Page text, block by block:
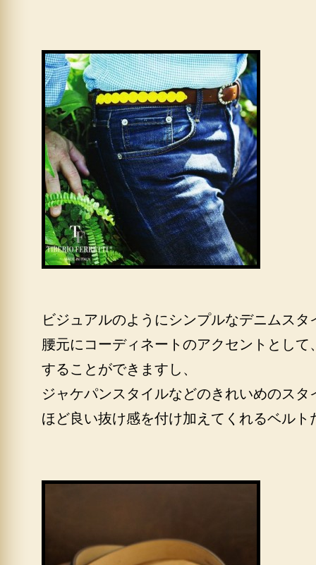
ビジュアルのようにシンプルなデニムスタ
腰元にコーディネートのアクセントとし
することができますし、
ジャケパンスタイルなどのきれいめのス
ほど良い抜け感を付け加えてくれるベルト